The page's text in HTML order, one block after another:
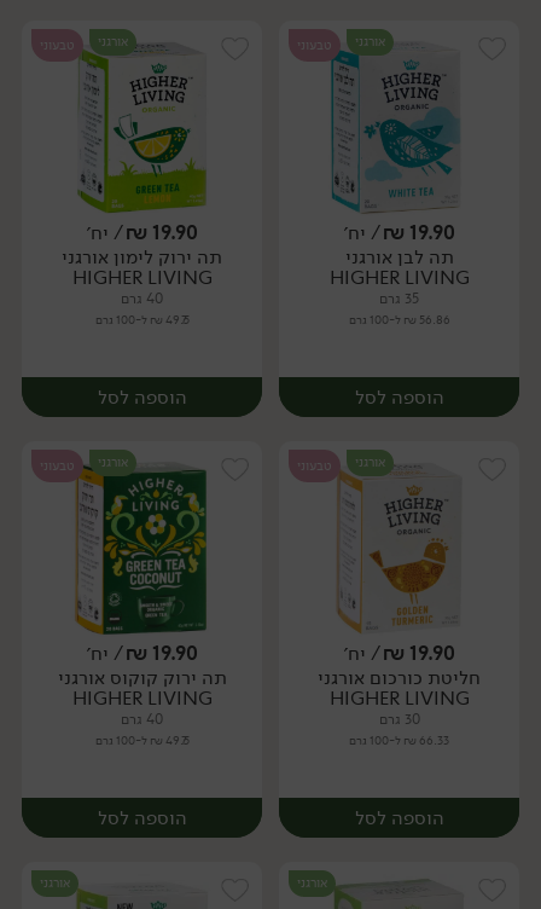
יח׳ יח׳
אורגני טבעוני
19.90
₪/ יח׳
תה לבן אורגני
HIGHER LIVING
35 גרם
56.86 ₪ ל-100 גרם
הוספה לסל
יח׳
אורגני טבעוני
19.90
₪/ יח׳
תה ירוק לימון אורגני
HIGHER LIVING
40 גרם
49.75 ₪ ל-100 גרם
הוספה לסל
יח׳
אורגני טבעוני
19.90
₪/ יח׳
חליטת כורכום אורגני
HIGHER LIVING
30 גרם
66.33 ₪ ל-100 גרם
הוספה לסל
אורגני טבעוני
19.90
₪/ יח׳
תה ירוק קוקוס אורגני
HIGHER LIVING
40 גרם
49.75 ₪ ל-100 גרם
הוספה לסל
אורגני אורגני